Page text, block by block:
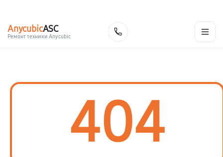
AnycubicASC
Ремонт техники Anycubic
404